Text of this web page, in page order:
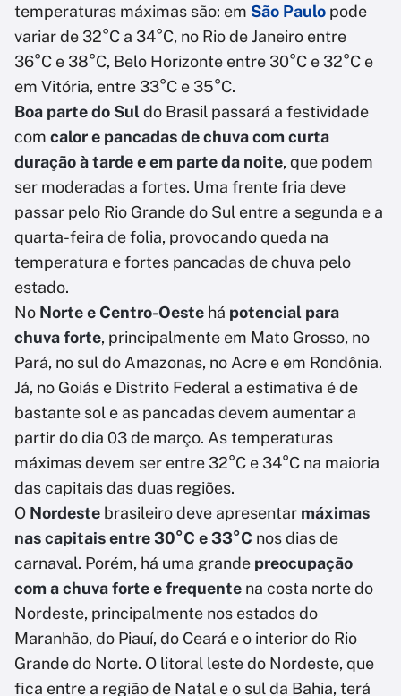
temperaturas máximas são: em São Paulo pode
variar de 32°C a 34°C, no Rio de Janeiro entre
36°C e 38°C, Belo Horizonte entre 30°C e 32°C e
em Vitória, entre 33°C e 35°C.
Boa parte do Suldo Brasil passará a festividade
com calor e pancadas de chuva com curta
duração à tarde e em parte da noite, que podem
ser moderadas a fortes. Uma frente fria deve
passar pelo Rio Grande do Sul entre a segunda e a
quarta-feira de folia, provocando queda na
temperatura e fortes pancadas de chuva pelo
estado.
No Norte e Centro-Oeste há potencial para
chuva forte, principalmente em Mato Grosso, no
Pará, no sul do Amazonas, no Acre e em Rondônia.
Já, no Goiás e Distrito Federal a estimativa é de
bastante sol e as pancadas devem aumentar a
partir do dia 03 de março. As temperaturas
máximas devem ser entre 32°C e 34°C na maioria
das capitais das duas regiões.
O Nordeste brasileiro deve apresentar máximas
nas capitais entre 30°C e 33°C nos dias de
carnaval. Porém, há uma grande preocupação
com a chuva forte e frequente na costa norte do
Nordeste, principalmente nos estados do
Maranhão, do Piauí, do Ceará e o interior do Rio
Grande do Norte. O litoral leste do Nordeste, que
fica entre a região de Natal e o sul da Bahia, terá